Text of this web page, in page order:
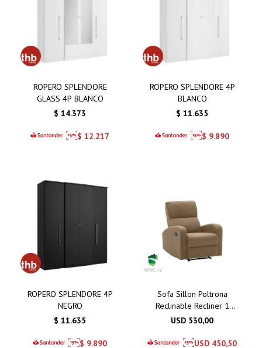
ROPERO SPLENDORE
GLASS 4P BLANCO
$ 14.373
$ 12.217
ROPERO SPLENDORE 4P
BLANCO
$ 11.635
$ 9.890
ROPERO SPLENDORE 4P
NEGRO
$ 11.635
$ 9.890
Sofa Sillon Poltrona
Reclinable Recliner 1
Cuerpo Taos
USD 530,00
USD 450,50